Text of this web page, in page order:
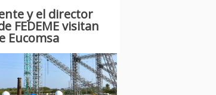
y el director
FEDEME visitan
Eucomsa